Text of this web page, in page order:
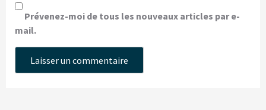
Prévenez-moi de tous les nouveaux articles par e-
mail.